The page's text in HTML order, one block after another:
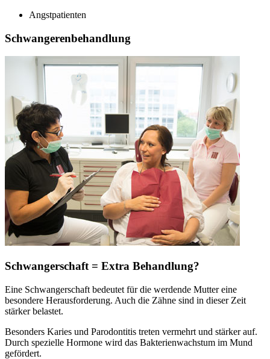
Angstpatienten
Schwangerenbehandlung
Schwangerschaft = Extra Behandlung?
Eine Schwangerschaft bedeutet für die werdende Mutter eine
besondere Herausforderung. Auch die Zähne sind in dieser Zeit
stärker belastet.
Besonders Karies und Parodontitis treten vermehrt und stärker auf.
Durch spezielle Hormone wird das Bakterienwachstum im Mund
gefördert.